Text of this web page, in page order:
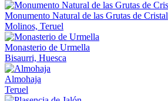
Monumento Natural de las Grutas de Cristal
Molinos, Teruel
Monasterio de Urmella
Bisaurri, Huesca
Almohaja
Teruel